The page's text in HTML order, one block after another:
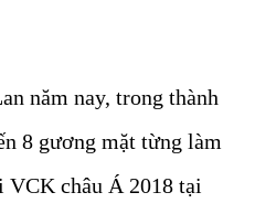
năm nay, trong thành
8 gương mặt từng làm
châu Á 2018 tại